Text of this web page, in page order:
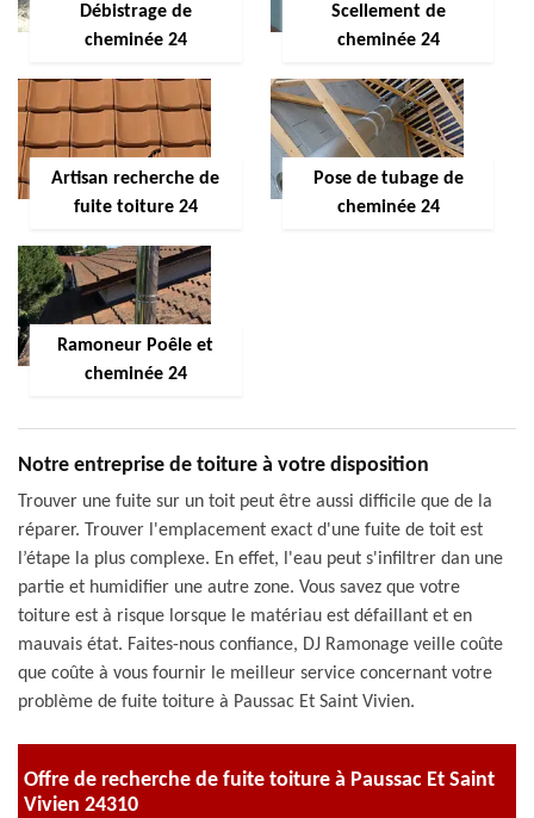
Débistrage de
cheminée 24
Scellement de
cheminée 24
Artisan recherche de
fuite toiture 24
Pose de tubage de
cheminée 24
Ramoneur Poêle et
cheminée 24
Notre entreprise de toiture à votre disposition
Trouver une fuite sur un toit peut être aussi difficile que de la
réparer. Trouver l'emplacement exact d'une fuite de toit est
l’étape la plus complexe. En effet, l'eau peut s'infiltrer dan une
partie et humidifier une autre zone. Vous savez que votre
toiture est à risque lorsque le matériau est défaillant et en
mauvais état. Faites-nous confiance, DJ Ramonage veille coûte
que coûte à vous fournir le meilleur service concernant votre
problème de fuite toiture à Paussac Et Saint Vivien.
Offre de recherche de fuite toiture à Paussac Et Saint
Vivien 24310